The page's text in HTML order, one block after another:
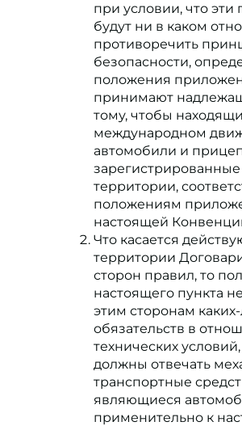
при условии, что
будут ни в каком
противоречить
безопасности,
положения
принимают
тому, чтобы
международном
автомобили и
зарегистрированные
территории,
положениям
настоящей
Что касается
территории
сторон правил, то
настоящего пункта
этим сторонам
обязательств в
технических
должны отвечать
транспортные
являющиеся
применительно к